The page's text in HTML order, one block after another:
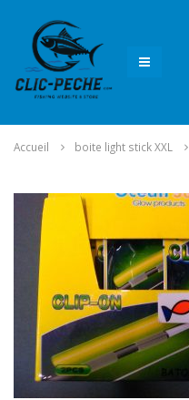
Accueil boite light stick XXL